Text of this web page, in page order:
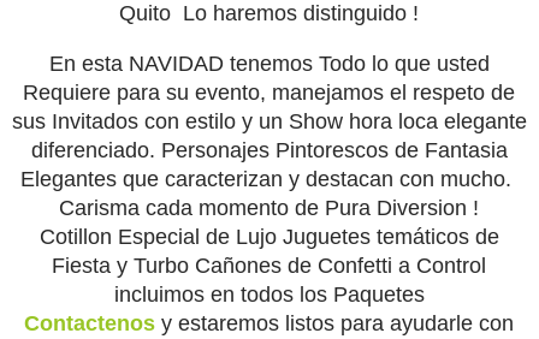
Quito Lo haremos distinguido !
En esta NAVIDAD tenemos Todo lo que usted
Requiere para su evento, manejamos el respeto de
sus Invitados con estilo y un Show hora loca elegante
diferenciado. Personajes Pintorescos de Fantasia
Elegantes que caracterizan y destacan con mucho.
Carisma cada momento de Pura Diversion !
Cotillon Especial de Lujo Juguetes temáticos de
Fiesta y Turbo Cañones de Confetti a Control
incluimos en todos los Paquetes
Contactenos y estaremos listos para ayudarle con